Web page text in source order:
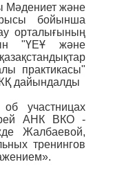
Мәдениет және
бойынша
орталығының
"ҮЕҰ және
практикасы"
дайындалды
участницах
АНК ВКО -
Жалбаевой,
тренингов